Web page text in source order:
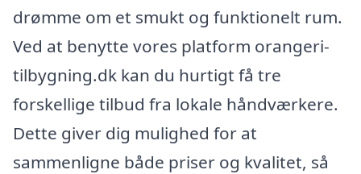
drømme om et smukt og funktionelt rum.
Ved at benytte vores platform orangeri-
tilbygning.dk kan du hurtigt få tre
forskellige tilbud fra lokale håndværkere.
Dette giver dig mulighed for at
sammenligne både priser og kvalitet, så